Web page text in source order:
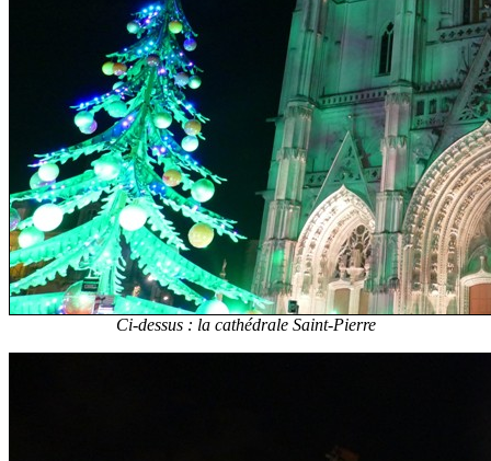
Ci-dessus : la cathédrale Saint-Pierre